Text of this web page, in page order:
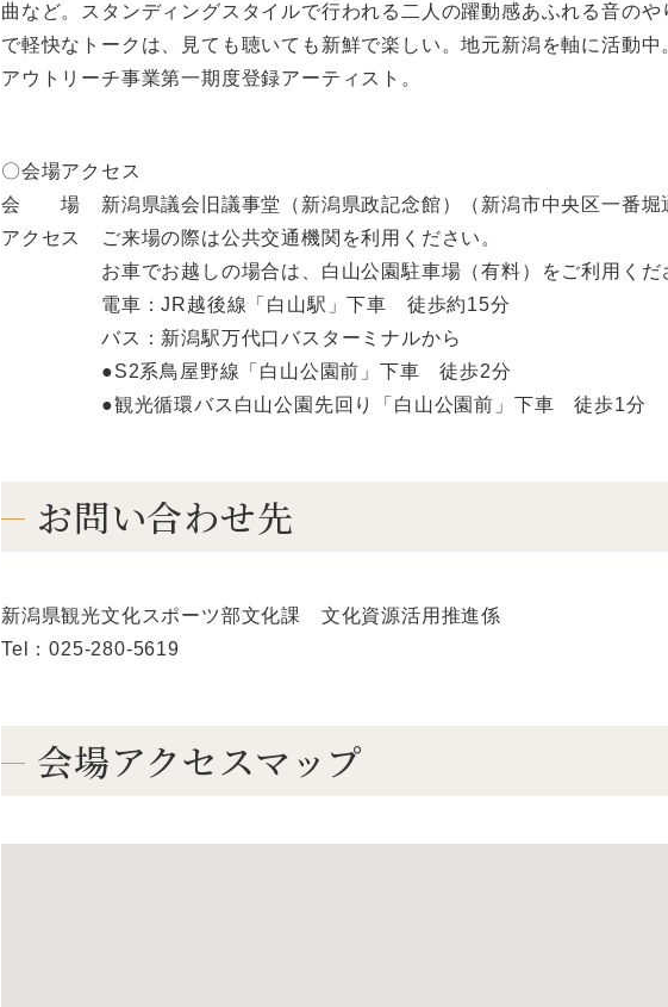
曲など。スタンディングスタイルで行われる二人の躍動感あふれる音のや
で軽快なトークは、見ても聴いても新鮮で楽しい。地元新潟を軸に活動中
アウトリーチ事業第一期度登録アーティスト。
〇会場アクセス
会 場 新潟県議会旧議事堂（新潟県政記念館）（新潟市中央区一番堀
アクセス ご来場の際は公共交通機関を利用ください。
お車でお越しの場合は、白山公園駐車場（有料）をご利用くだ
電車：JR越後線「白山駅」下車 徒歩約15分
バス：新潟駅万代口バスターミナルから
●S2系鳥屋野線「白山公園前」下車 徒歩2分
●観光循環バス白山公園先回り「白山公園前」下車 徒歩1分
お問い合わせ先
新潟県観光文化スポーツ部文化課 文化資源活用推進係
Tel：025-280-5619
会場アクセスマップ